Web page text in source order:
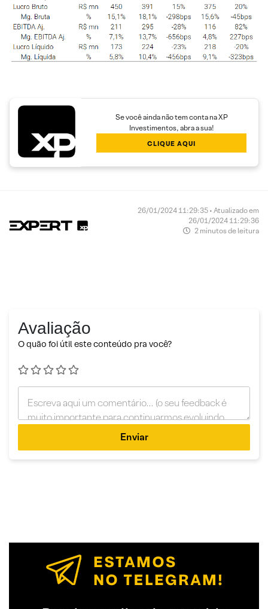
Se você ainda não tem conta na XP
Investimentos, abra a sua!
CLIQUE AQUI
26/01/2024 11:29:35 • Atualizado em
26/01/2024 11:29:36
2 minutos de leitura
Avaliação
O quão foi útil este conteúdo pra você?
Enviar